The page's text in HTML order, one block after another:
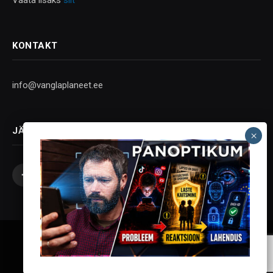
KONTAKT
info@vanglaplaneet.ee
JÄLGI SOTSIAALMEEDIAS
Facebook
X
(Twitter)
InstagramYouTubeTelegram
Vanglaplaneet - Vastupanu Vaim